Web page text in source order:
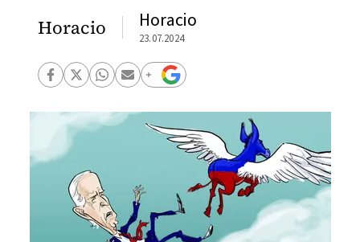
Horacio Horacio
23.07.2024